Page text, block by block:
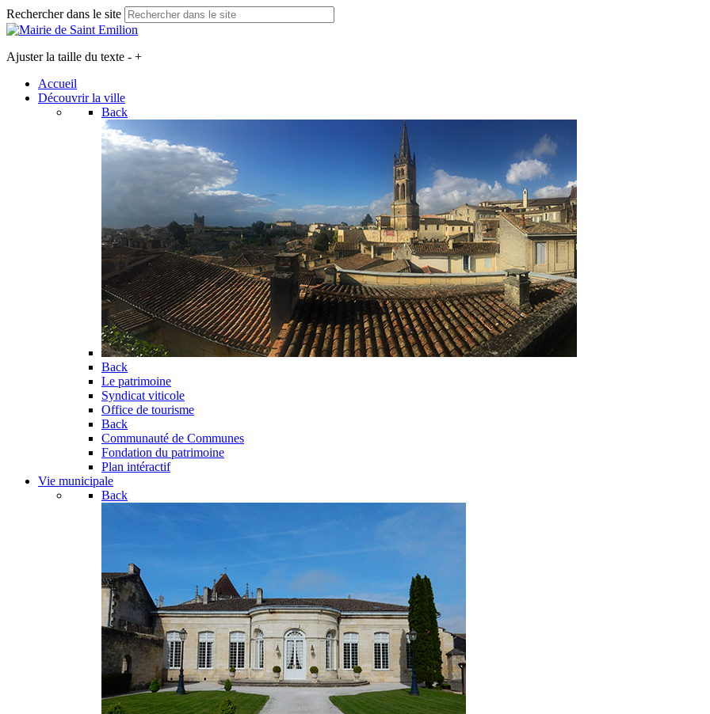
Rechercher dans le site
Ajuster la taille du texte - +
Accueil
Découvrir la ville
Back
Back
Le patrimoine
Syndicat viticole
Office de tourisme
Back
Communauté de Communes
Fondation du patrimoine
Plan intéractif
Vie municipale
Back